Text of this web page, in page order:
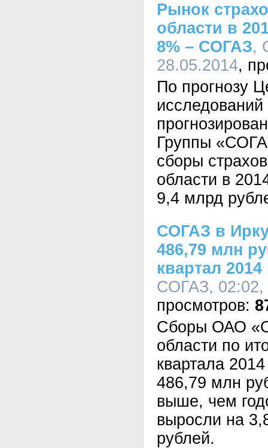
Рынок
области в
8% – СОГАЗ,
28.05.2014
По прогнозу
Группы
сборы
области в
9,4 млрд
СОГАЗ в
486,79 млн
квартал
СОГАЗ, 02:02,
Сборы ОАО
области по
квартала
486,79 млн
выше, чем
выросли на
рублей.